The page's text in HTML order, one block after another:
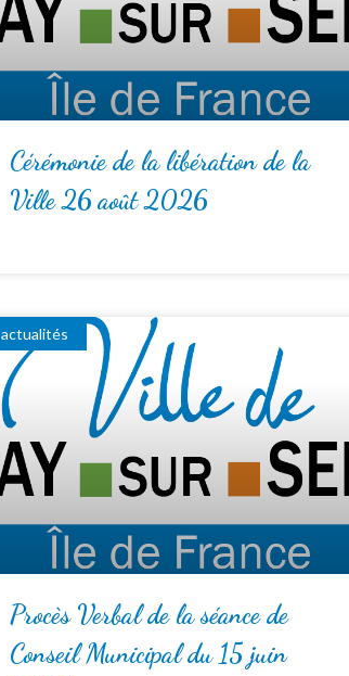
Cérémonie de la libération de la
Ville 26 août 2026
actualités
Procès Verbal de la séance de
Conseil Municipal du 15 juin